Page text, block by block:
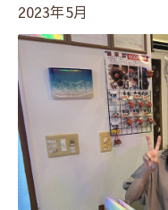
2023年5月